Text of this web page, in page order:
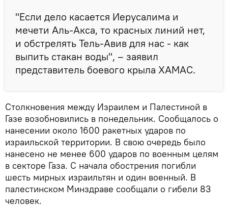
"Если дело касается Иерусалима и
мечети Аль-Акса, то красных линий нет,
и обстрелять Тель-Авив для нас - как
выпить стакан воды", – заявил
представитель боевого крыла ХАМАС.
Столкновения между Израилем и Палестиной в
Газе возобновились в понедельник. Сообщалось о
нанесении около 1600 ракетных ударов по
израильской территории. В свою очередь было
нанесено не менее 600 ударов по военным целям
в секторе Газа. С начала обострения погибли
шесть мирных израильтян и один военный. В
палестинском Минздраве сообщали о гибели 83
человек.